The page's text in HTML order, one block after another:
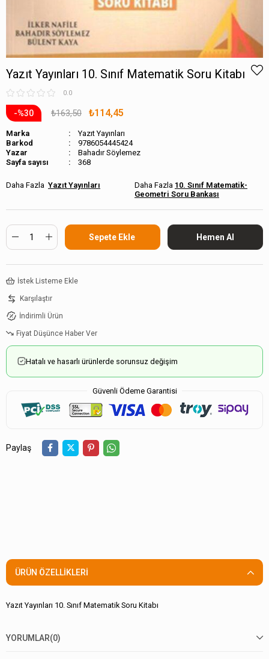
Yazıt Yayınları 10. Sınıf Matematik Soru Kitabı
0.0
30 ₺163,50 ₺114,45
Marka
Yazıt Yayınları
Barkod
9786054445424
Bahadır Söylemez
Sayfa sayısı
368
Yazıt Yayınları
10. Sınıf Matematik-
Geometri Soru Bankası
İstek Listeme Ekle
Karşılaştır
İndirimli Ürün
Fiyat Düşünce Haber Ver
Hatalı ve hasarlı ürünlerde sorunsuz değişim
Güvenli Ödeme Garantisi
Paylaş
ÜRÜN ÖZELLIKLERI
Yazıt Yayınları 10. Sınıf Matematik Soru Kitabı
YORUMLAR(0)